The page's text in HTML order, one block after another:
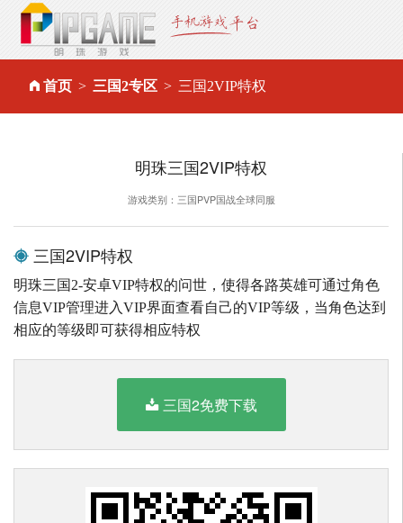
首页 三国2专区 三国2VIP特权
明珠三国2VIP特权
游戏类别：三国PVP国战全球同服
三国2VIP特权
明珠三国2-安卓VIP特权的问世，使得各路英雄可通过角色
信息VIP管理进入VIP界面查看自己的VIP等级，当角色达到
相应的等级即可获得相应特权
三国2免费下载